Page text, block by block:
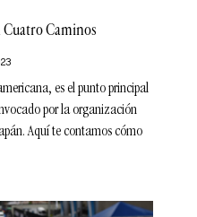
Cuatro Caminos
es el punto principal
por la organización
Aquí te contamos cómo